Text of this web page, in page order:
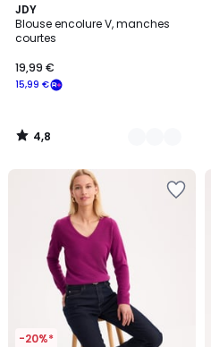
JDY
Blouse encolure V, manches
courtes
15,99 €
19,99 €
4,8
/ 5
2
Couleurs
4,8
/
-20%*